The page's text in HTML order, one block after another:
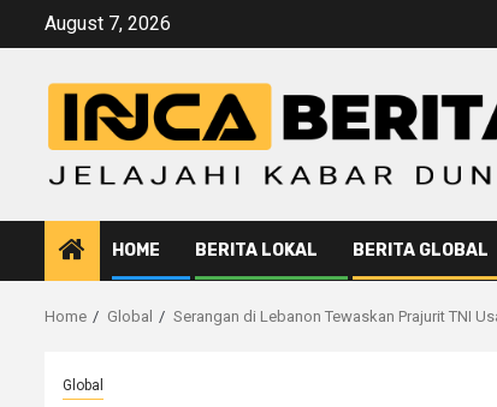
August 7, 2026
HOME BERITA LOKAL BERITA GLOBAL
Home Global Serangan di Lebanon Tewaskan Prajurit TNI
Global